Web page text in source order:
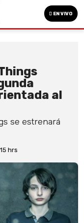
EN VIVO
al
se estrenará
hrs